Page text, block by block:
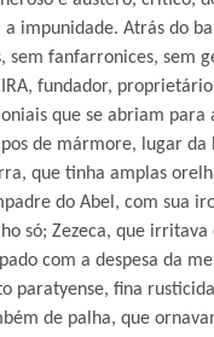
impunidade. Atrás do
fanfarronices, sem
fundador,
que se abriam
de mármore, lugar da
que tinha amplas
do Abel, com sua
só; Zezeca, que
com a despesa da
paratyense, fina
de palha, que